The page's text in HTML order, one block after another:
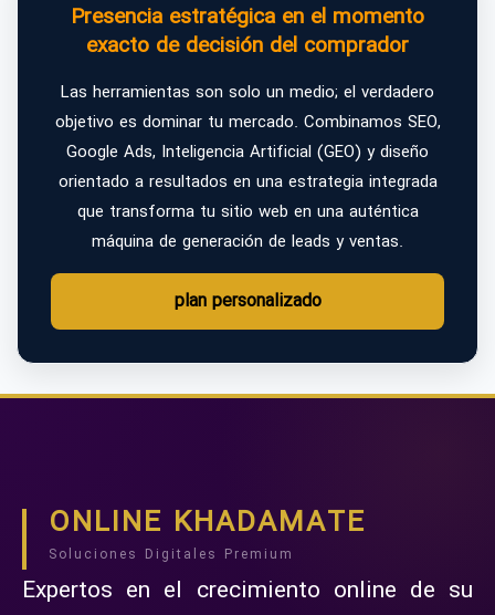
Presencia estratégica en el momento
exacto de decisión del comprador
Las herramientas son solo un medio; el verdadero
objetivo es dominar tu mercado. Combinamos SEO,
Google Ads, Inteligencia Artificial (GEO) y diseño
orientado a resultados en una estrategia integrada
que transforma tu sitio web en una auténtica
máquina de generación de leads y ventas.
plan personalizado
ONLINE KHADAMATE
Soluciones Digitales Premium
Expertos en el crecimiento online de su